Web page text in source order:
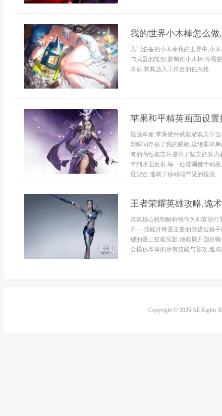
我的世界小木棒怎么
入门必备的小木棒我的世界中,小
与武器的雏形,要制作小木棒,你需
木后,将其放入工作台的任意格...
苹果和平精英画面设
视觉革命,苹果硬件赋能游戏美学
影瞬间俘获了我的眼睛,这绝非简
有的高性能芯片提供了坚实的算
节到水面反射,每一处微调都牵动
度契合,造就了移动端罕见的视觉...
王者荣耀英雄攻略,诡
英雄核心机制解析镜作为刺客型打
开,一技能开锋是主要的突进位移
键的是三技能见影,她能展开圆形
会模仿本体的所有技能与普攻,造
Copyright © 2026 All Rights